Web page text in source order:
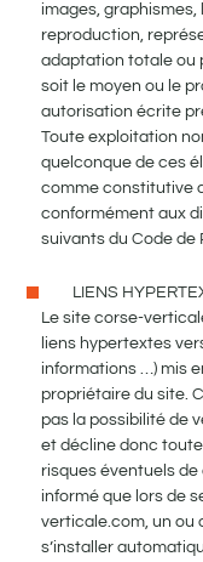
images,
reproduction,
adaptation totale ou
soit le moyen ou le
autorisation écrite
Toute exploitation
quelconque de ces
comme constitutive
conformément aux
suivants du Code de
LIENS
Le site corse-
liens hypertextes
informations …) mis
propriétaire du site.
pas la possibilité de
et décline donc
risques éventuels
informé que lors de
verticale.com, un ou
s’installer